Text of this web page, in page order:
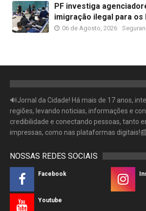
PF investiga
imigração ilegal para os
06 de Agosto, 2026
🔊Jornal da Cidade! Há mais de 17 anos,
regiões, levando noticias, informações e
credibilidade e conectando pessoas, tanto
impressas, como nas plataformas
NOSSAS REDES SOCIAIS
Facebook
Youtube